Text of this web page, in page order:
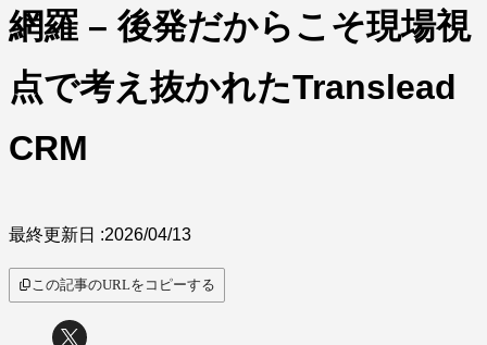
網羅 – 後発だからこそ現場視
点で考え抜かれたTranslead
CRM
最終更新日 :2026/04/13
この記事のURLをコピーする